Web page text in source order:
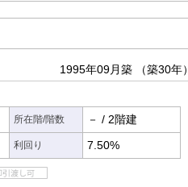
1995年09月築
（築30年）
所在階/階数 － / 2階建
利回り 7.50%